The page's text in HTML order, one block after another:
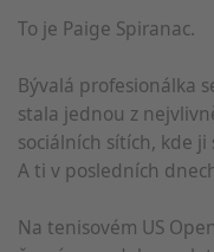
To je Paige Spiranac.
Bývalá profesionálka
stala jednou z
sociálních sítích, kde
A ti v posledních
Na tenisovém US